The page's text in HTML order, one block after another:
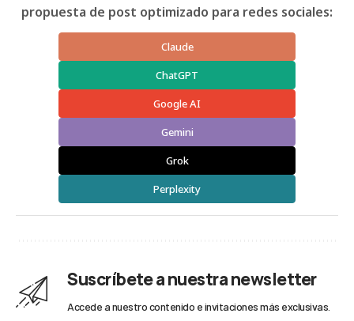
propuesta de post optimizado para redes sociales:
Claude
ChatGPT
Google AI
Gemini
Grok
Perplexity
Suscríbete a nuestra newsletter
Accede a nuestro contenido e invitaciones más exclusivas.